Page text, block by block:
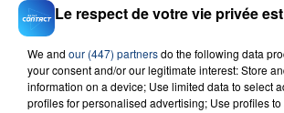
INCENDIE MORTEL À LENS :
SON BÉBÉ ENTRE LA VIE ET LA...
Un homme s'est immolé par le feu
aspergé sa compagne et leur bébé
d'un liquide inflammable.
Le respect de votre vie privée
We and our (447) partnersdo the following data
your consent and/or our legitimate interest: Store
information on a device; Use limited data to select
profiles for personalised advertising; Use profiles